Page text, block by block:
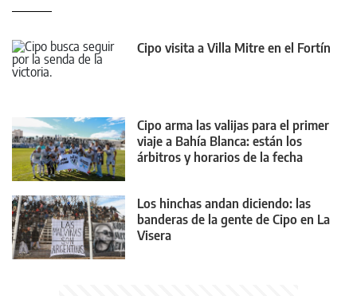
Cipo visita a Villa Mitre en el Fortín
Cipo arma las valijas para el primer
viaje a Bahía Blanca: están los
árbitros y horarios de la fecha
Los hinchas andan diciendo: las
banderas de la gente de Cipo en La
Visera